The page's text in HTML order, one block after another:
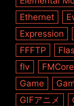
Ethernet
Expression
FFFTP
flv
FMCore
Game
GIFアニメ